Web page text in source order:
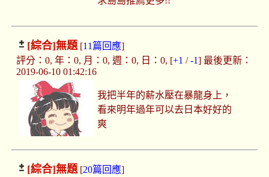
[綜合]無題[11篇回應]
評分：0, 年：0, 月：0, 週：0, 日：0, [+1 /-1] 最後更新：
2019-06-10 01:42:16
我把半年的薪水壓在暴龍身上，
看來明年過年可以去日本好好的
爽
[綜合]無題[20篇回應]